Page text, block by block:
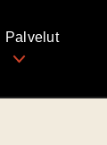
Palvelut